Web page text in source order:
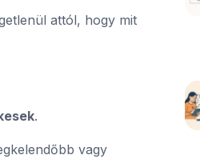
attól, hogy mit
.
vagy